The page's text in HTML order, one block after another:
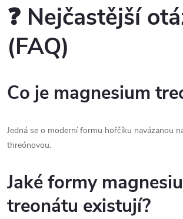
❓ Nejčastější
(FAQ)
Co je magnesium
Jedná se o moderní formu hořčíku navázanou
threónovou.
Jaké formy
treonátu existují?